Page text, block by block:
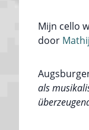
Mijn cello
door
als